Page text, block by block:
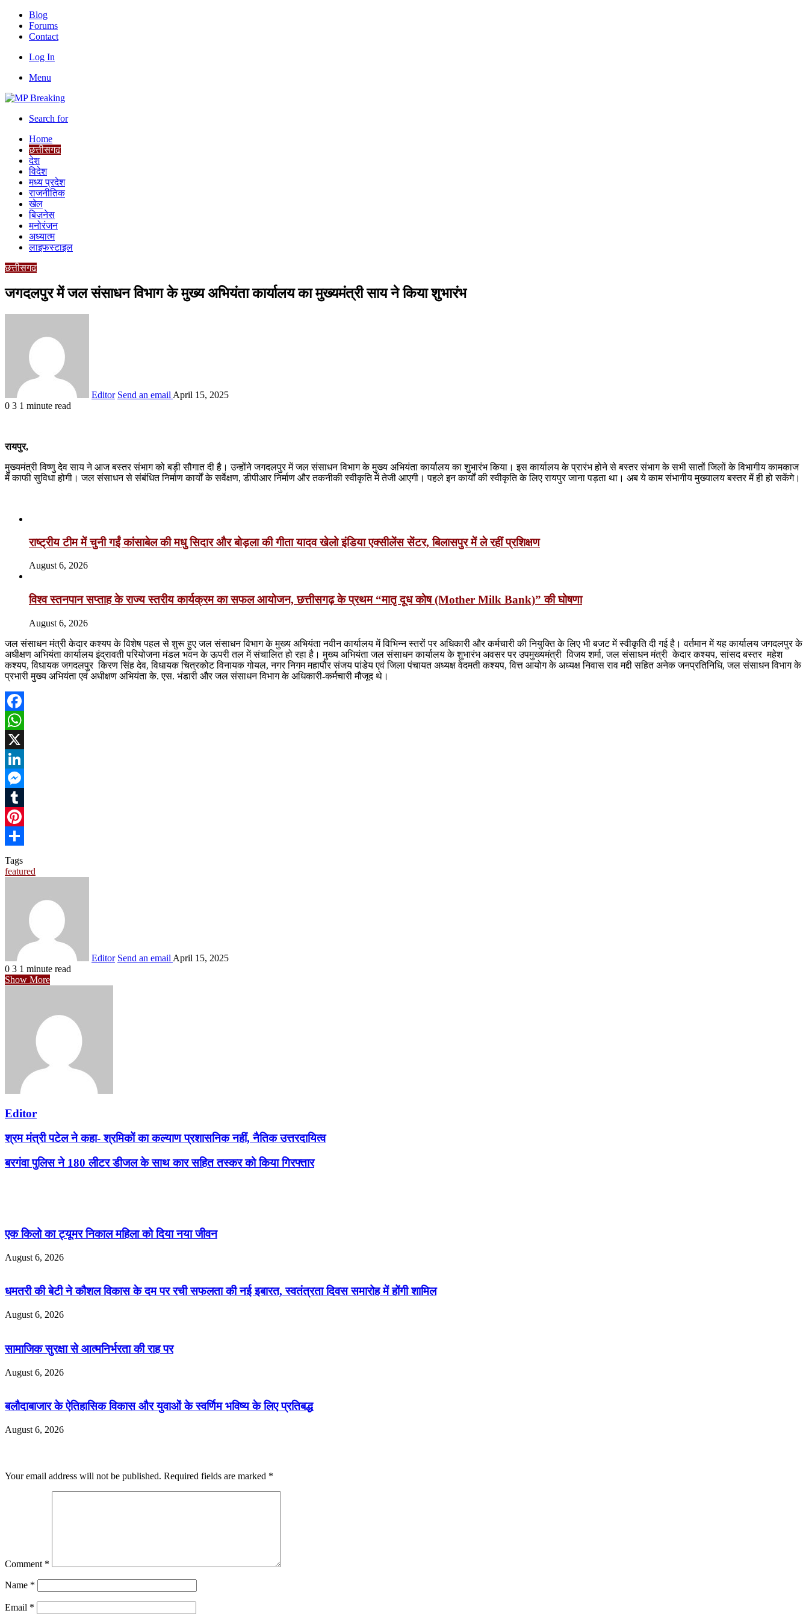
Blog
Forums
Contact
Log In
Menu
Search for
Home
छत्तीसगढ
देश
विदेश
मध्य प्रदेश
राजनीतिक
खेल
बिज़नेस
मनोरंजन
अध्यात्म
लाइफस्टाइल
छत्तीसगढ
जगदलपुर में जल संसाधन विभाग के मुख्य अभियंता कार्यालय का मुख्यमंत्री साय ने किया शुभारंभ
Editor Send an email April 15, 2025
0 3 1 minute read
रायपुर,
मुख्यमंत्री विष्णु देव साय ने आज बस्तर संभाग को बड़ी सौगात दी है। उन्होंने जगदलपुर में जल संसाधन विभाग के मुख्य अभियंता कार्यालय का शुभारंभ किया। इस कार्यालय के प्रारंभ होने से बस्तर संभाग के सभी सातों जिलों के विभागीय कामकाज
में काफी सुविधा होगी। जल संसाधन से संबंधित निर्माण कार्यों के सर्वेक्षण, डीपीआर निर्माण और तकनीकी स्वीकृति में तेजी आएगी। पहले इन कार्यों की स्वीकृति के लिए रायपुर जाना पड़ता था। अब ये काम संभागीय मुख्यालय बस्तर में ही हो सकेंगे।
राष्ट्रीय टीम में चुनी गईं कांसाबेल की मधु सिदार और बोड़ला की गीता यादव खेलो इंडिया एक्सीलेंस सेंटर, बिलासपुर में ले रहीं प्रशिक्षण
August 6, 2026
विश्व स्तनपान सप्ताह के राज्य स्तरीय कार्यक्रम का सफल आयोजन, छत्तीसगढ़ के प्रथम “मातृ दूध कोष (Mother Milk Bank)” की घोषणा
August 6, 2026
जल संसाधन मंत्री केदार कश्यप के विशेष पहल से शुरू हुए जल संसाधन विभाग के मुख्य अभियंता नवीन कार्यालय में विभिन्न स्तरों पर अधिकारी और कर्मचारी की नियुक्ति के लिए भी बजट में स्वीकृति दी गई है। वर्तमान में यह कार्यालय जगदलपुर के
अधीक्षण अभियंता कार्यालय इंद्रावती परियोजना मंडल भवन के ऊपरी तल में संचालित हो रहा है। मुख्य अभियंता जल संसाधन कार्यालय के शुभारंभ अवसर पर उपमुख्यमंत्री विजय शर्मा, जल संसाधन मंत्री केदार कश्यप, सांसद बस्तर महेश
कश्यप, विधायक जगदलपुर किरण सिंह देव, विधायक चित्रकोट विनायक गोयल, नगर निगम महापौर संजय पांडेय एवं जिला पंचायत अध्यक्ष वेदमती कश्यप, वित्त आयोग के अध्यक्ष निवास राव मद्दी सहित अनेक जनप्रतिनिधि, जल संसाधन विभाग के
प्रभारी मुख्य अभियंता एवं अधीक्षण अभियंता के. एस. भंडारी और जल संसाधन विभाग के अधिकारी-कर्मचारी मौजूद थे।
Facebook
WhatsApp
X
LinkedIn
Messenger
Tumblr
Pinterest
Share
Tags
featured
Editor Send an email April 15, 2025
0 3 1 minute read
Show More
Editor
श्रम मंत्री पटेल ने कहा- श्रमिकों का कल्याण प्रशासनिक नहीं, नैतिक उत्तरदायित्व
बरगंवा पुलिस ने 180 लीटर डीजल के साथ कार सहित तस्कर को किया गिरफ्तार
एक किलो का ट्यूमर निकाल महिला को दिया नया जीवन
August 6, 2026
धमतरी की बेटी ने कौशल विकास के दम पर रची सफलता की नई इबारत, स्वतंत्रता दिवस समारोह में होंगी शामिल
August 6, 2026
सामाजिक सुरक्षा से आत्मनिर्भरता की राह पर
August 6, 2026
बलौदाबाजार के ऐतिहासिक विकास और युवाओं के स्वर्णिम भविष्य के लिए प्रतिबद्ध
August 6, 2026
Your email address will not be published. Required fields are marked *
Comment *
Name *
Email *